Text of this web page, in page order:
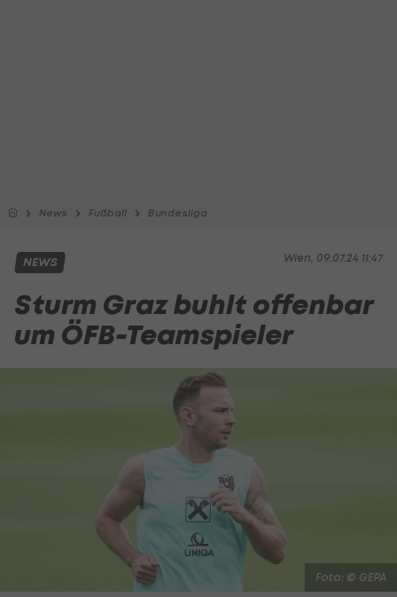
News Fußball Bundesliga
Wien, 09.07.24 11:47
NEWS
Sturm Graz buhlt offenbar
um ÖFB-Teamspieler
Foto: © GEPA